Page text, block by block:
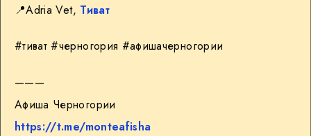
📍Adria Vet, Тиват
#тиват #черногория #афишачерногории
———
Афиша Черногории
https://t.me/monteafisha